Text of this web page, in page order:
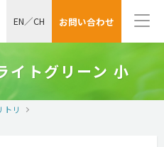
お問い合わせ
EN／CH
トグリーン 小
トリ